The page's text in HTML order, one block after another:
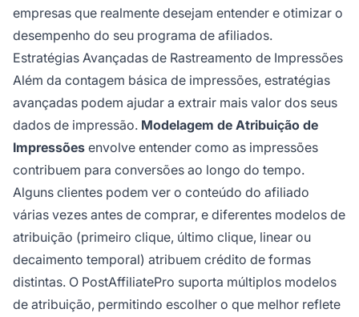
empresas que realmente desejam entender e otimizar o
desempenho do seu programa de afiliados.
Estratégias Avançadas de Rastreamento de Impressões
Além da contagem básica de impressões, estratégias
avançadas podem ajudar a extrair mais valor dos seus
dados de impressão. Modelagem de Atribuição de
Impressões envolve entender como as impressões
contribuem para conversões ao longo do tempo.
Alguns clientes podem ver o conteúdo do afiliado
várias vezes antes de comprar, e diferentes modelos de
atribuição (primeiro clique, último clique, linear ou
decaimento temporal) atribuem crédito de formas
distintas. O PostAffiliatePro suporta múltiplos modelos
de atribuição, permitindo escolher o que melhor reflete